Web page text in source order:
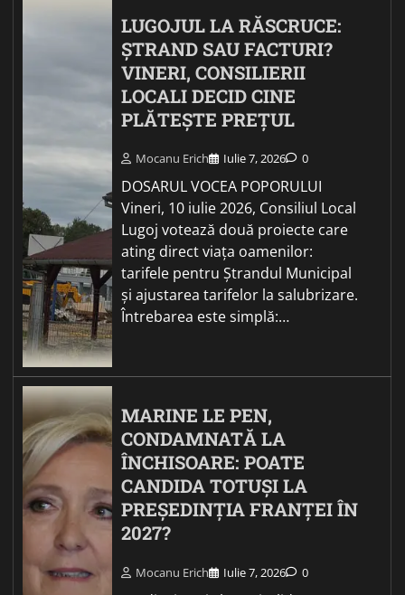
LUGOJUL LA RĂSCRUCE:
ȘTRAND SAU FACTURI?
VINERI, CONSILIERII
LOCALI DECID CINE
PLĂTEȘTE PREȚUL
Mocanu Erich Iulie 7, 2026 0
DOSARUL VOCEA POPORULUI
Vineri, 10 iulie 2026, Consiliul Local
Lugoj votează două proiecte care
ating direct viața oamenilor:
tarifele pentru Ștrandul Municipal
și ajustarea tarifelor la salubrizare.
Întrebarea este simplă:…
MARINE LE PEN,
CONDAMNATĂ LA
ÎNCHISOARE: POATE
CANDIDA TOTUȘI LA
PREȘEDINȚIA FRANȚEI ÎN
2027?
Mocanu Erich Iulie 7, 2026 0